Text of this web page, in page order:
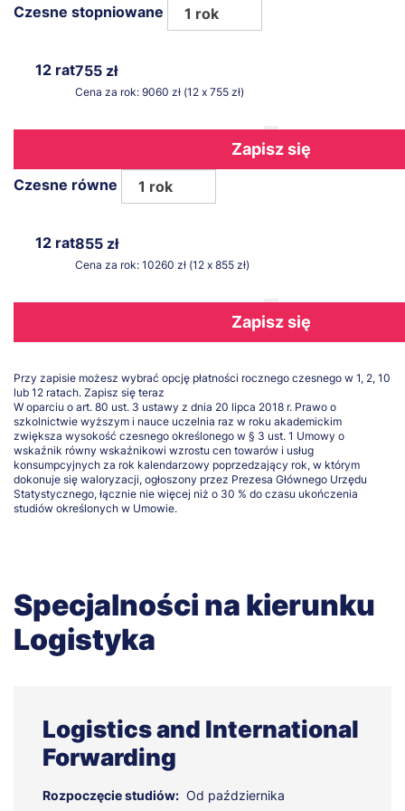
Czesne stopniowane 1 rok
12 rat755 zł
Cena za rok: 9060 zł (12 x 755 zł)
Zapisz się
Czesne równe 1 rok
12 rat855 zł
Cena za rok: 10260 zł (12 x 855 zł)
Zapisz się
Przy zapisie możesz wybrać opcję płatności rocznego czesnego w 1, 2, 10
lub 12 ratach. Zapisz się teraz
W oparciu o art. 80 ust. 3 ustawy z dnia 20 lipca 2018 r. Prawo o
szkolnictwie wyższym i nauce uczelnia raz w roku akademickim
zwiększa wysokość czesnego określonego w § 3 ust. 1 Umowy o
wskaźnik równy wskaźnikowi wzrostu cen towarów i usług
konsumpcyjnych za rok kalendarzowy poprzedzający rok, w którym
dokonuje się waloryzacji, ogłoszony przez Prezesa Głównego Urzędu
Statystycznego, łącznie nie więcej niż o 30 % do czasu ukończenia
studiów określonych w Umowie.
Specjalności na kierunku
Logistyka
Logistics and International
Forwarding
Rozpoczęcie studiów: Od października